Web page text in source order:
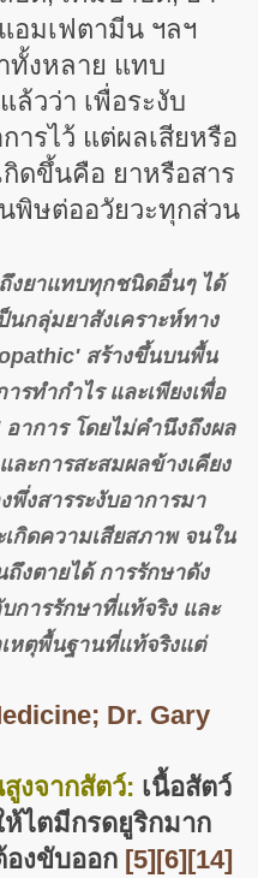
อมเฟตามีน ฯลฯ
ทั้งหลาย แทบ
วว่า เพื่อระงับ
ารไว้ แต่ผลเสียหรือ
กิดขึ้นคือ ยาหรือสาร
พิษต่ออวัยวะทุกส่วน
งยาแทบทุกชนิดอื่นๆ ได้
นกลุ่มยาสังเคราะห์ทาง
สร้างขึ้นบนพื้น
รทำกำไร และเพียงเพื่อ
าการ โดยไม่คำนึงถึงผล
ละการสะสมผลข้างเคียง
พึ่งสารระงับอาการมา
กิดความเสียสภาพ จนใน
งตายได้ การรักษาดัง
การรักษาที่แท้จริง และ
หตุพื้นฐานที่แท้จริงแต่
Dr. Gary
งจากสัตว์: เนื้อสัตว์
ห้ไตมีกรดยูริกมาก
องขับออก [5][6][14]